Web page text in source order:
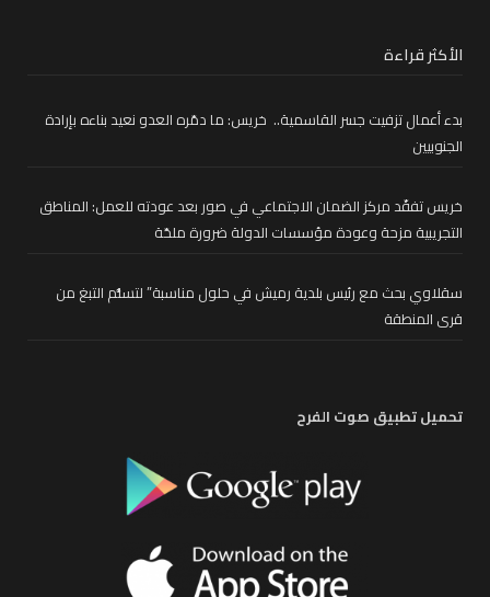
الأكثر قراءة
بدء أعمال تزفيت جسر القاسمية.. خريس: ما دمّره العدو نعيد بناءه بإرادة
الجنوبيين
خريس تفقّد مركز الضمان الاجتماعي في صور بعد عودته للعمل: المناطق
التجريبية مزحة وعودة مؤسسات الدولة ضرورة ملحّة
سقلاوي بحث مع رئيس بلدية رميش في حلول مناسبة” لتسلُّم التبغ من
قرى المنطقة
تحميل تطبيق صوت الفرح